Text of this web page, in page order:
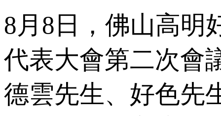
8月8日，佛山
代表大會第二次會
德雲先生、好色